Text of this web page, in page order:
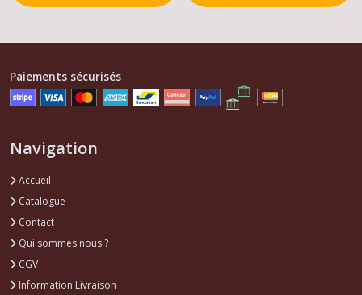
Paiements sécurisés
Navigation
Accueil
Catalogue
Contact
Qui sommes nous ?
CGV
Information Livraison